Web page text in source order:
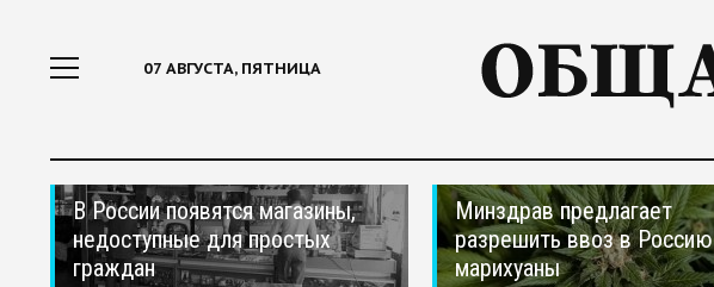
07 АВГУСТА, ПЯТНИЦА
В России появятся магазины,
недоступные для простых
граждан
Минздрав предлагает
разрешить ввоз в Россию
марихуаны